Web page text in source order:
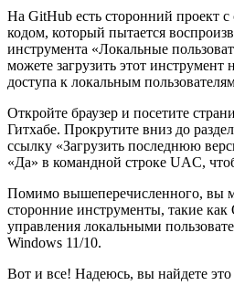
На GitHub есть сторонний проект
кодом, который пытается
инструмента «Локальные
можете загрузить этот инструмент
доступа к локальным
Откройте браузер и посетите
Гитхабе. Прокрутите вниз до
ссылку «Загрузить последнюю
«Да» в командной строке UAC,
Помимо вышеперечисленного, вы
сторонние инструменты, такие как
управления локальными
Windows 11/10.
Вот и все! Надеюсь, вы найдете